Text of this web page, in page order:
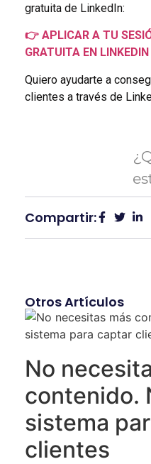
gratuita de LinkedIn:
👉 APLICAR A TU
GRATUITA EN LINKEDIN
Quiero ayudarte a
clientes a través de
Compartir:
Otros Artículos
No
contenido.
sistema
clientes